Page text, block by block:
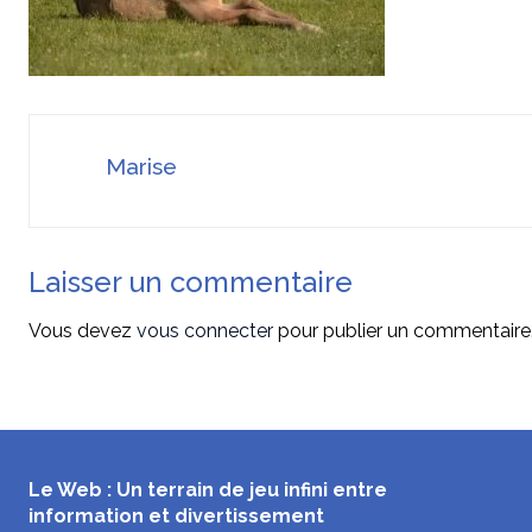
Marise
Laisser un commentaire
Vous devez vous connecter pour publier un
Le Web : Un terrain de jeu infini entre
information et divertissement